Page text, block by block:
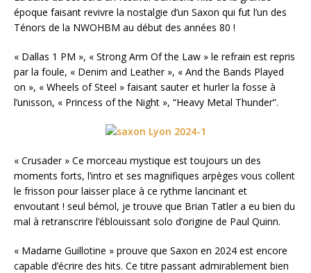
époque faisant revivre la nostalgie d’un Saxon qui fut l’un des
Ténors de la NWOHBM au début des années 80 !
« Dallas 1 PM », « Strong Arm Of the Law » le refrain est repris
par la foule, « Denim and Leather », « And the Bands Played
on », « Wheels of Steel » faisant sauter et hurler la fosse à
l’unisson, « Princess of the Night », “Heavy Metal Thunder”.
« Crusader » Ce morceau mystique est toujours un des
moments forts, l’intro et ses magnifiques arpèges vous collent
le frisson pour laisser place à ce rythme lancinant et
envoutant ! seul bémol, je trouve que Brian Tatler a eu bien du
mal à retranscrire l’éblouissant solo d’origine de Paul Quinn.
« Madame Guillotine » prouve que Saxon en 2024 est encore
capable d’écrire des hits. Ce titre passant admirablement bien